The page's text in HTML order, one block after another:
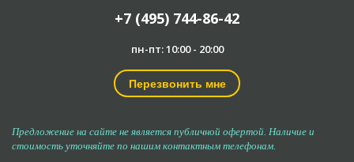
+7 (495) 744-86-42
пн-пт: 10:00 - 20:00
Перезвонить мне
Предложение на сайте не является публичной офертой. Наличие и
стоимость уточняйте по нашим контактным телефонам.